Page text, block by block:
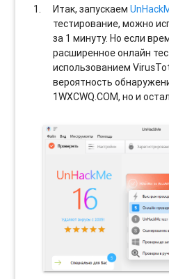
Итак, запускаем
тестирование, можно
за 1 минуту. Но если
расширенное онлайн
использованием
вероятность
1WXCWQ.COM, но и